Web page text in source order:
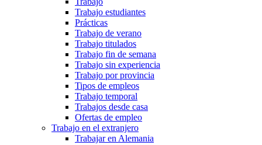
Trabajo estudiantes
Prácticas
Trabajo de verano
Trabajo titulados
Trabajo fin de semana
Trabajo sin experiencia
Trabajo por provincia
Tipos de empleos
Trabajo temporal
Trabajos desde casa
Ofertas de empleo
Trabajo en el extranjero
Trabajar en Alemania